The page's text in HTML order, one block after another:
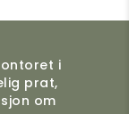
i
prat,
om